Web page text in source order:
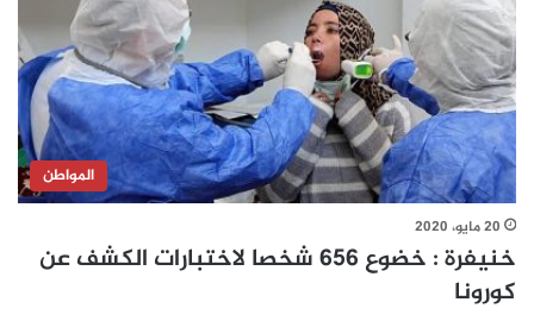
المواطن
20 مايو، 2020
خنيفرة : خضوع 656 شخصا لاختبارات الكشف عن
كورونا